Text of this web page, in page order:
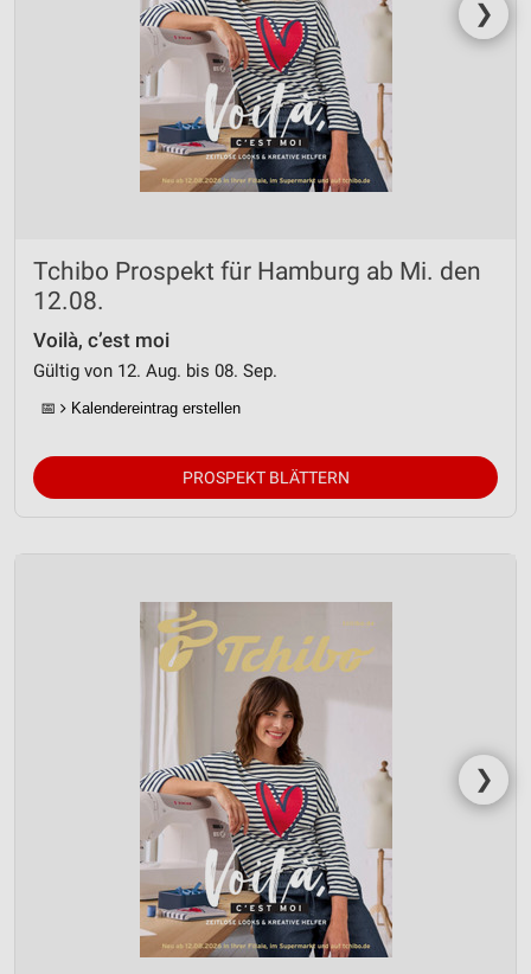
❯
Tchibo Prospekt für Hamburg ab Mi. den
12.08.
Voilà, c’est moi
Gültig von 12. Aug. bis 08. Sep.
📅 Kalendereintrag erstellen
PROSPEKT BLÄTTERN
❯
Entwicklung und Verbesserung der Angebote
Verwendung reduzierter Daten zur Auswahl von
IAB-Besonderheiten:
Verwendung genauer Standortdaten
Nicht-IAB-Verarbeitungszwecke:
Performance
Funktional
Werbung